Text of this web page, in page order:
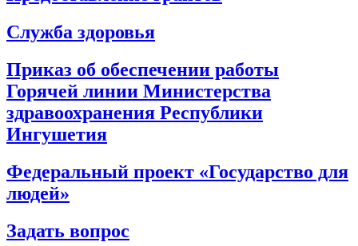
Служба здоровья
Приказ об обеспечении работы
Горячей линии Министерства
здравоохранения Республики
Ингушетия
Федеральный проект «Государство для
людей»
Задать вопрос